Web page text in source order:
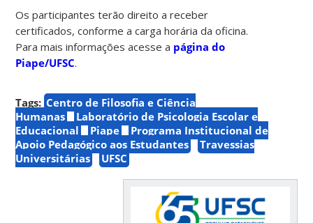
Os participantes terão direito a receber
certificados, conforme a carga horária da oficina.
Para mais informações acesse a página do
Piape/UFSC.
Tags: Centro de Filosofia e Ciência
Humanas
Laboratório de Psicologia Escolar e
Educacional
Piape
Programa Institucional de
Apoio Pedagógico aos Estudantes
Travessias
Universitárias
UFSC